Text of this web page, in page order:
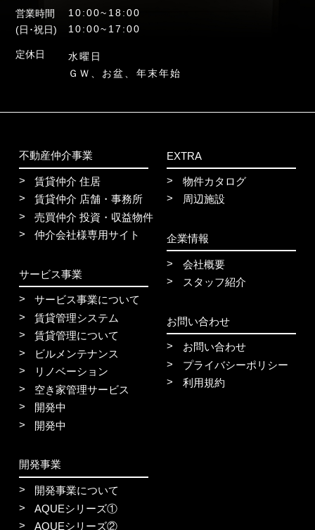
営業時間
10:00~18:00
(日･祝日)
10:00~17:00
定休日
水曜日
ＧＷ、お盆、年末年始
不動産仲介事業
賃貸仲介 住居
賃貸仲介 店舗・事務所
売買仲介 投資・収益物件
仲介会社様専用サイト
サービス事業
サービス事業について
賃貸管理システム
賃貸管理について
ビルメンテナンス
リノベーション
空き家管理サービス
開発中
開発中
開発事業
開発事業について
AQUEシリーズ①
AQUEシリーズ②
EXTRA
物件カタログ
周辺施設
企業情報
会社概要
スタッフ紹介
お問い合わせ
お問い合わせ
プライバシーポリシー
利用規約